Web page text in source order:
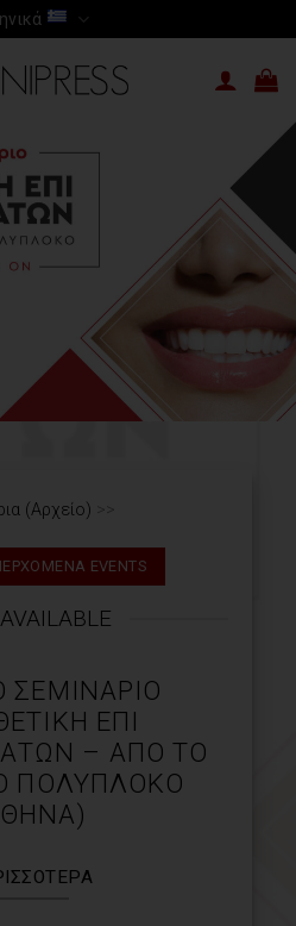
(Αρχείο) >>
EVENTS
ΣΕΜΙΝΆΡΙΟ
ΕΠΊ
– ΑΠΌ ΤΟ
ΠΟΛΎΠΛΟΚΟ